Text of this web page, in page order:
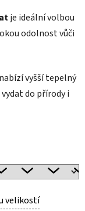
je ideální volbou
odolnost vůči
vyšší tepelný
do přírody i
velikostí